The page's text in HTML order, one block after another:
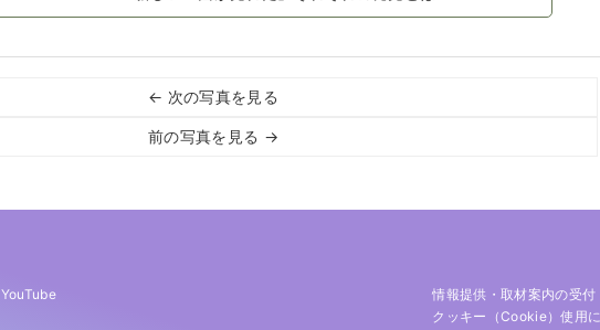
← 次の写真を見る
前の写真を見る →
YouTube 情報提供・取材案内の受付
クッキー（cookie）使用